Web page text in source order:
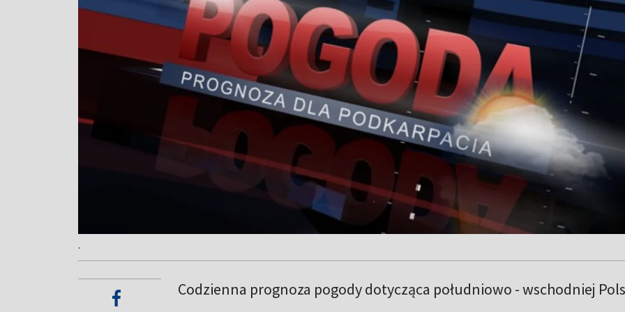
.
Codzienna prognoza pogody dotycząca południowo - wschodniej